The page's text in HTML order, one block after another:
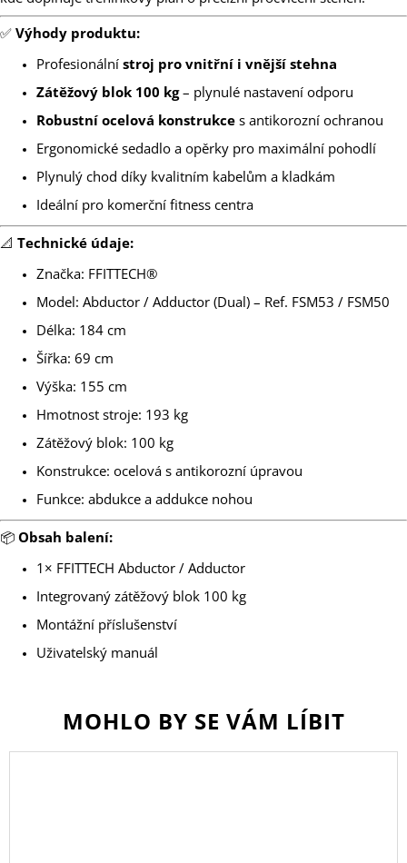
✅ Výhody produktu:
Profesionální stroj pro vnitřní i vnější stehna
Zátěžový blok 100 kg– plynulé nastavení odporu
Robustní ocelová konstrukce s antikorozní ochranou
Ergonomické sedadlo a opěrky pro maximální pohodlí
Plynulý chod díky kvalitním kabelům a kladkám
Ideální pro komerční fitness centra
📐 Technické údaje:
Značka: FFITTECH®
Model: Abductor / Adductor (Dual) – Ref. FSM53 / FSM50
Délka: 184 cm
Šířka: 69 cm
Výška: 155 cm
Hmotnost stroje: 193 kg
Zátěžový blok: 100 kg
Konstrukce: ocelová s antikorozní úpravou
Funkce: abdukce a addukce nohou
📦 Obsah balení:
1× FFITTECH Abductor / Adductor
Integrovaný zátěžový blok 100 kg
Montážní příslušenství
Uživatelský manuál
MOHLO BY SE VÁM LÍBIT